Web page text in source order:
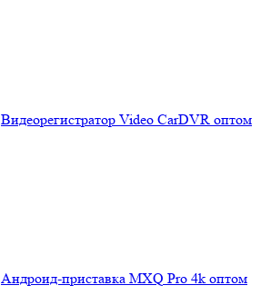
Видеорегистратор Video CarDVR оптом
Андроид-приставка MXQ Pro 4k оптом